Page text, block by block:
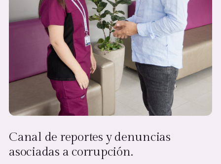
Canal de reportes y denuncias
asociadas a corrupción.